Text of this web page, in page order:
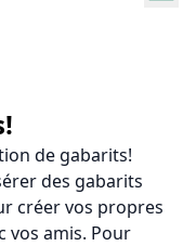
de gabarits!
des gabarits
créer vos propres
vos amis. Pour